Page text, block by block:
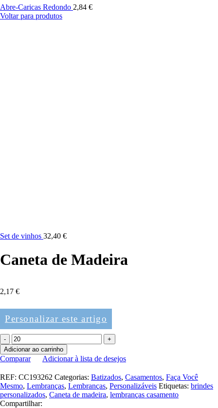
Abre-Caricas Redondo 2,84 €
Voltar para produtos
Set de vinhos 32,40 €
Caneta de Madeira
2,17 €
Personalizar este artigo
Quantidade
de
Caneta
de
Madeira
Adicionar ao carrinho
Comparar Adicionar à lista de desejos
REF: CC193262 Categorias: Batizados, Casamentos, Faça Você
Mesmo, Lembranças, Lembranças, Personalizáveis Etiquetas: brindes
personalizados, Caneta de madeira, lembranças casamento
Compartilhar: